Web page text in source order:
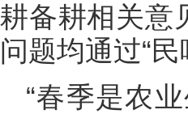
耕备耕相关意
问题均通过“
“春季是农